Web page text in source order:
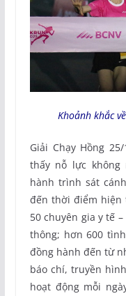
Khoảnh khắc
Giải Chạy Hồng
thấy nỗ lực không
hành trình sát
đến thời điểm hiện
50 chuyên gia y tế
thông; hơn 600
đồng hành đến từ
báo chí, truyền
hoạt động mỗi